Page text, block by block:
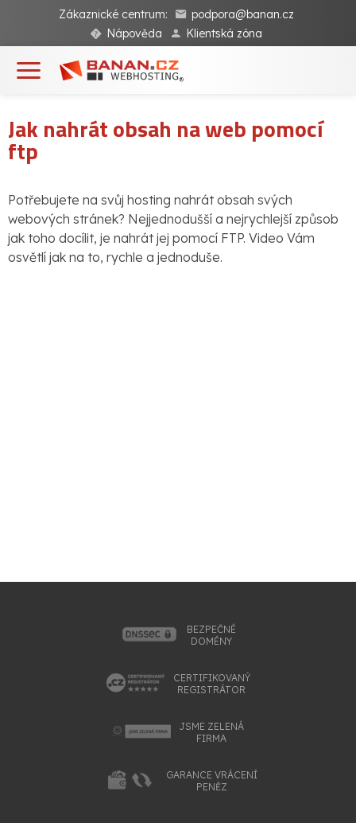
Zákaznické centrum:
podpora@banan.cz
Nápověda
Klientská zóna
Jak nahrát obsah na web pomocí
ftp
Potřebujete na svůj hosting nahrát obsah svých
webových stránek? Nejjednodušší a nejrychlejší způsob
jak toho docílit, je nahrát jej pomocí FTP. Video Vám
osvětlí jak na to, rychle a jednoduše.
BEZPEČNÉ
DOMÉNY
CERTIFIKOVANÝ
REGISTRÁTOR
JSME ZELENÁ
FIRMA
GARANCE VRÁCENÍ
PENĚZ